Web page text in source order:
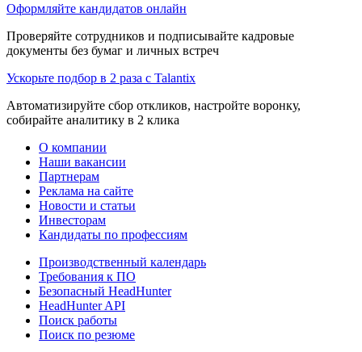
Оформляйте кандидатов онлайн
Проверяйте сотрудников и подписывайте кадровые
документы без бумаг и личных встреч
Ускорьте подбор в 2 раза с Talantix
Автоматизируйте сбор откликов, настройте воронку,
собирайте аналитику в 2 клика
О компании
Наши вакансии
Партнерам
Реклама на сайте
Новости и статьи
Инвесторам
Кандидаты по профессиям
Производственный календарь
Требования к ПО
Безопасный HeadHunter
HeadHunter API
Поиск работы
Поиск по резюме